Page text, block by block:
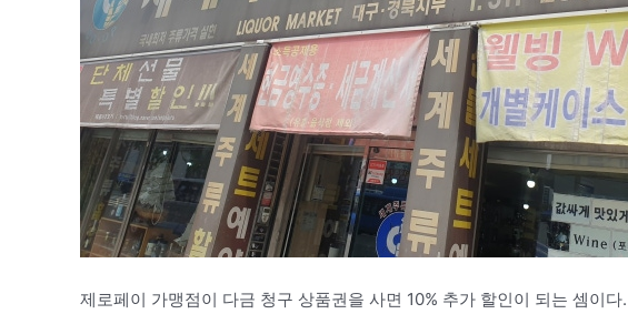
제로페이 가맹점이 다금 청구 상품권을 사면 10% 추가 할인이 되는 셈이다.